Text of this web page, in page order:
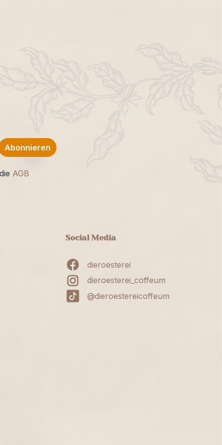
Abonnieren
AGB
Social Media
dieroesterei
dieroesterei_coffeum
@dieroestereicoffeum